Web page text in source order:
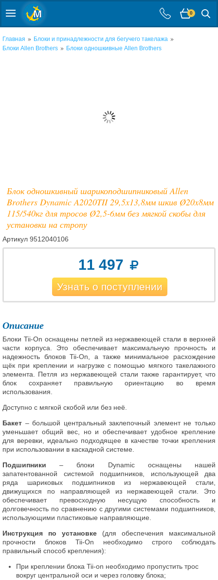
0
Главная » Блоки и принадлежности для бегучего такелажа »
Блоки Allen Brothers » Блоки одношкивные Allen Brothers
Блок одношкивный шарикоподшипниковый Allen
Brothers Dynamic A2020TII 29,5x13,8мм шкив Ø20x8мм
115/540кг для тросов Ø2,5-6мм без мягкой скобы для
установки на стропу
Артикул 9512040106
11 497
Узнать о поступлении
Описание
Блоки Tii-On оснащены петлей из нержавеющей стали в верхней
части корпуса. Это обеспечивает максимальную прочность и
надежность блоков Tii-On, а также минимальное расхождение
щёк при креплении и нагрузке с помощью мягкого такелажного
элемента. Петля из нержавеющей стали также гарантирует, что
блок сохраняет правильную ориентацию во время
использования.
Доступно с мягкой скобой или без неё.
Бакет – большой центральный заклепочный элемент не только
уменьшает общий вес, но и обеспечивает удобное крепление
для веревки, идеально подходящее в качестве точки крепления
при использовании в каскадной системе.
Подшипники – блоки Dynamic оснащены нашей
запатентованной системой подшипников, использующей два
ряда шариковых подшипников из нержавеющей стали,
движущихся по направляющей из нержавеющей стали. Это
обеспечивает превосходную несущую способность и
долговечность по сравнению с другими системами подшипников,
использующими пластиковые направляющие.
Инструкция по установке (для обеспечения максимальной
прочности блоков Tii-On необходимо строго соблюдать
правильный способ крепления):
При креплении блока Tii-on необходимо пропустить трос
вокруг центральной оси и через головку блока;